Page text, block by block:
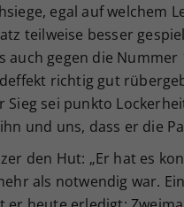
egal auf welchem
teilweise besser
auch gegen die
richtig gut
Sieg sei punkto
und uns, dass er die
den Hut: „Er hat es
als notwendig war.